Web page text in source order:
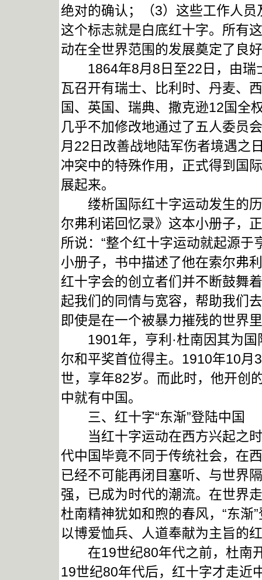
绝对的确认；（3）这些工作人
这个标志就是白底红十字。所有
动在全世界范围的发展奠定了良
1864年8月8日至22日，由瑞
瓦召开有瑞士、比利时、丹麦、
国、英国、瑞典、撒克逊12国全
几乎不加修改地通过了五人委员
月22日改善战地陆军伤者境遇之
冲突中的特殊作用，正式得到国
展起来。
缕析国际红十字运动发生的历
尔弗利诺回忆录》这本小册子，
所说：“整个红十字运动就起源
小册子，书中描述了他在索尔弗
红十字会的创立者们并不断鼓舞
起我们的同情与宽容，帮助我们
即使是在一个被暴力摧残的世界
1901年，亨利·杜南因其为国
尔和平奖首位得主。1910年10月
世，享年82岁。而此时，他开创
中就有中国。
三、红十字“东渐”登陆中国
当红十字运动在西方兴起之时
代中国毕竟不同于传统社会，在
已经不可能再闭目塞听、与世界
强，已成为时代的潮流。在世界
杜南精神犹如和煦的春风，“东渐
以博爱恤兵、人道奉献为主旨的
在19世纪80年代之前，杜南开
19世纪80年代后，红十字才走近